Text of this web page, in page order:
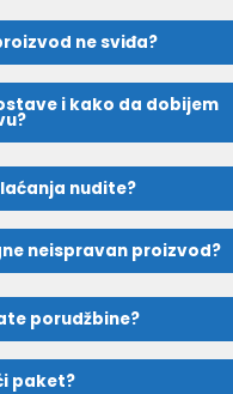
ne sviđa?
i kako da dobijem
nudite?
neispravan proizvod?
porudžbine?
paket?